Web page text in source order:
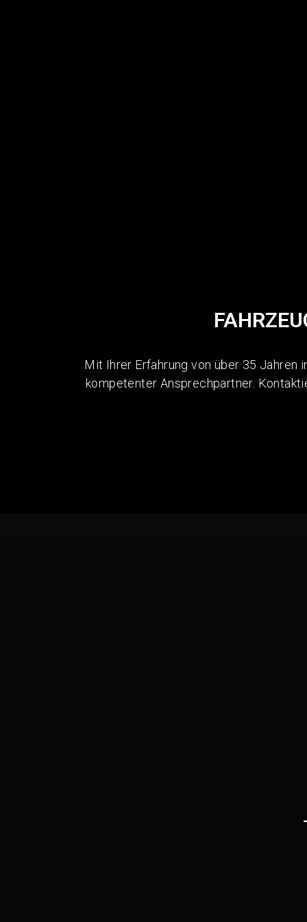
Mit Ihrer Erfahrung von über 35 Jahren
kompetenter Ansprechpartner.